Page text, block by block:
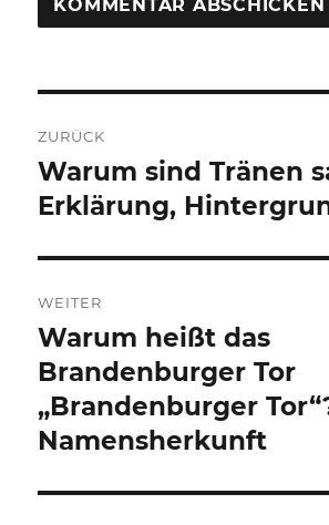
ZURÜCK
Vorheriger
Beitrag:
Warum sind Tränen
Erklärung,
WEITER
Nächster
Beitrag:
Warum heißt das
Brandenburger Tor
„Brandenburger
Namensherkunft